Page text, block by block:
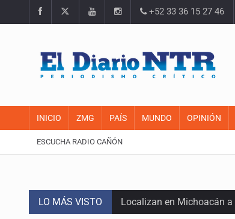
+52 33 36 15 27 46
INICIO ZMG PAÍS MUNDO OPINIÓN
ESCUCHA RADIO CAÑÓN
LO MÁS VISTO Localizan en Michoacán